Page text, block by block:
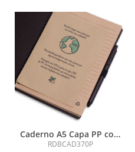
Caderno A5 Capa PP com
Caneta
RDBCAD370P